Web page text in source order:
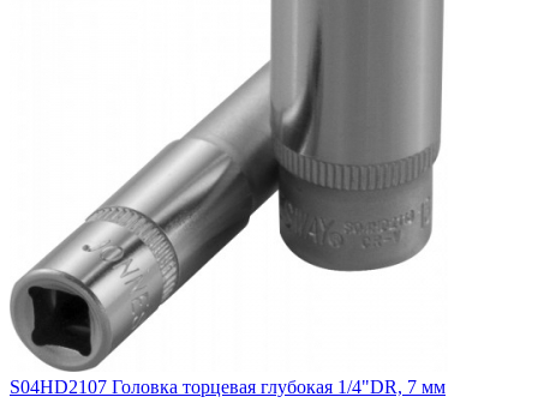
S04HD2107 Головка торцевая глубокая 1/4"DR, 7 мм